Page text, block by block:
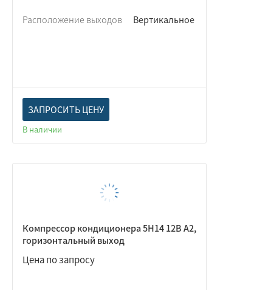
Расположение выходов Вертикальное
ЗАПРОСИТЬ ЦЕНУ
В наличии
Компрессор кондиционера 5Н14 12В A2,
горизонтальный выход
Цена по запросу